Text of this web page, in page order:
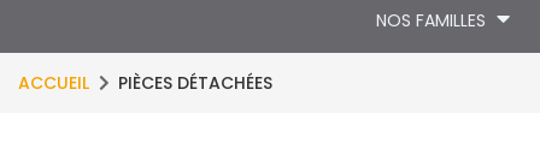
NOS FAMILLES
ACCUEIL PIÈCES DÉTACHÉES